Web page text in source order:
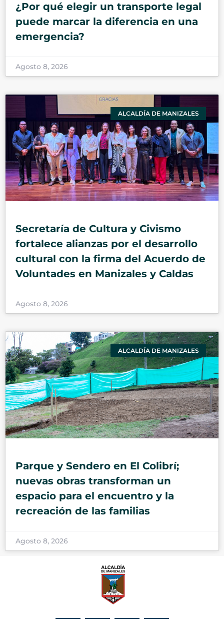
¿Por qué elegir un transporte legal
puede marcar la diferencia en una
emergencia?
Agosto 8, 2026
ALCALDÍA DE MANIZALES
Secretaría de Cultura y Civismo
fortalece alianzas por el desarrollo
cultural con la firma del Acuerdo de
Voluntades en Manizales y Caldas
Agosto 8, 2026
ALCALDÍA DE MANIZALES
Parque y Sendero en El Colibrí;
nuevas obras transforman un
espacio para el encuentro y la
recreación de las familias
Agosto 8, 2026